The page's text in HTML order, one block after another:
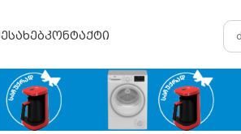
კონტაქტი